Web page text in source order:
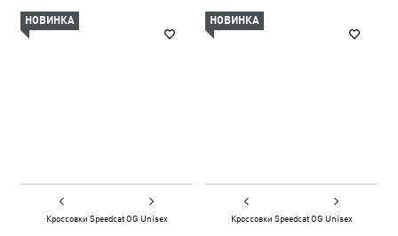
НОВИНКА
Кроссовки Speedcat OG Unisex
НОВИНКА
Кроссовки Speedcat OG Unisex